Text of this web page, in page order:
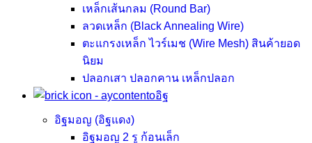
เหล็กเส้นกลม (Round Bar)
ลวดเหล็ก (Black Annealing Wire)
ตะแกรงเหล็ก ไวร์เมช (Wire Mesh) สินค้ายอด
นิยม
ปลอกเสา ปลอกคาน เหล็กปลอก
อิฐ
อิฐมอญ (อิฐแดง)
อิฐมอญ 2 รู ก้อนเล็ก